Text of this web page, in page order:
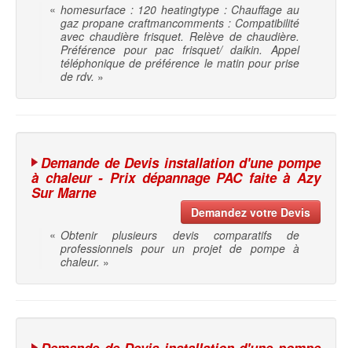
« homesurface : 120 heatingtype : Chauffage au
gaz propane craftmancomments : Compatibilité
avec chaudière frisquet. Relève de chaudière.
Préférence pour pac frisquet/ daikin. Appel
téléphonique de préférence le matin pour prise
de rdv. »
Demande de Devis installation d'une pompe
à chaleur - Prix dépannage PAC faite à Azy
Sur Marne
Demandez votre Devis
« Obtenir plusieurs devis comparatifs de
professionnels pour un projet de pompe à
chaleur. »